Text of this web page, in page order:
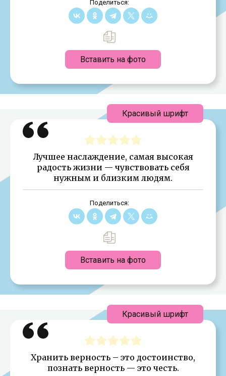
Поделиться:
Вставить на фото
Лучшее наслаждение, самая высокая
радость жизни — чувствовать себя
нужным и близким людям.
Поделиться:
Вставить на фото
Красивый шрифт
Хранить верность – это достоинство,
познать верность — это честь.
Красивый шрифт